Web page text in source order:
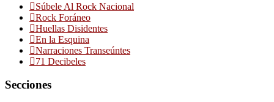
Súbele Al Rock Nacional
Rock Foráneo
Huellas Disidentes
En la Esquina
Narraciones Transeúntes
71 Decibeles
Secciones